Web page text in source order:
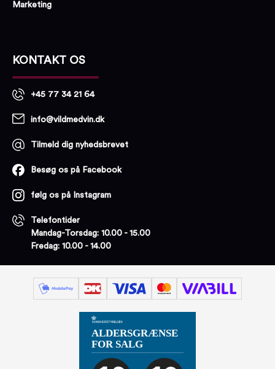
Marketing
KONTAKT OS
+45 77 34 21 64
info@vildmedvin.dk
Tilmeld dig nyhedsbrevet
Besøg os på Facebook
følg os på Instagram
Telefontider
Mandag-Torsdag: 10.00 - 15.00
Fredag: 10.00 - 14.00